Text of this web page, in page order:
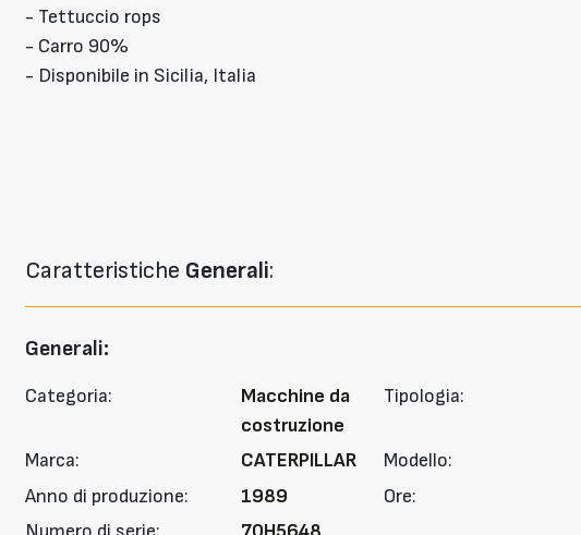
- Tettuccio rops
- Carro 90%
- Disponibile in Sicilia, Italia
Caratteristiche Generali:
Generali:
Categoria:
Macchine da
costruzione
Tipologia:
Marca:
CATERPILLAR Modello:
Anno di produzione:
1989 Ore: